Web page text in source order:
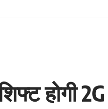
होगी